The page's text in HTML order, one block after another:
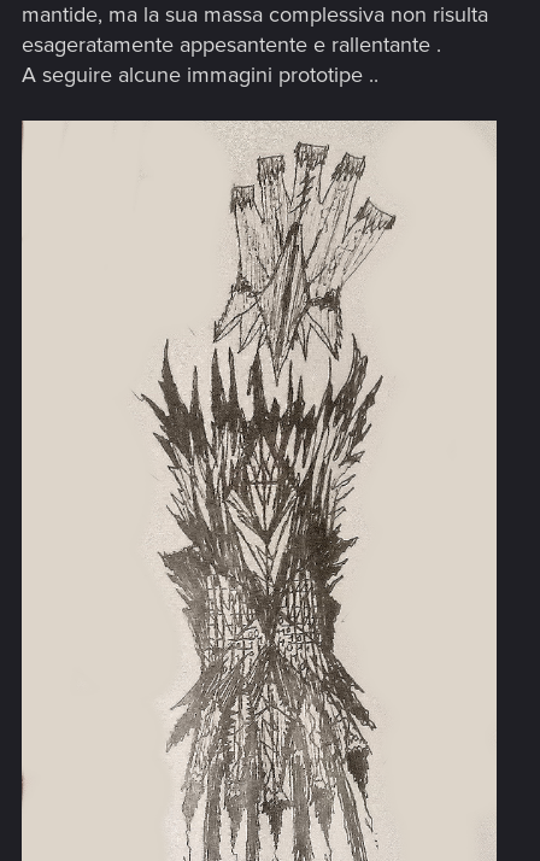
mantide, ma la sua massa complessiva non risulta
esageratamente appesantente e rallentante .
A seguire alcune immagini prototipe ..